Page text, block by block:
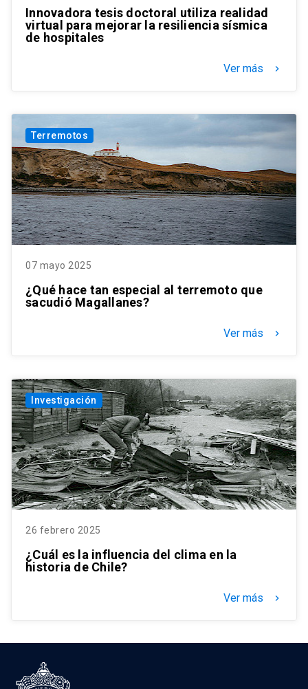
Innovadora tesis doctoral utiliza realidad
virtual para mejorar la resiliencia sísmica
de hospitales
Ver más keyboard_arrow_right
Terremotos
07 mayo 2025
¿Qué hace tan especial al terremoto que
sacudió Magallanes?
Ver más keyboard_arrow_right
Investigación
26 febrero 2025
¿Cuál es la influencia del clima en la
historia de Chile?
Ver más keyboard_arrow_right